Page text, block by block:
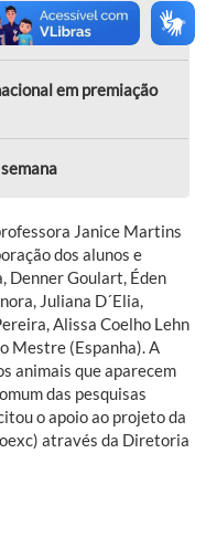
de
em premiação
Janice Martins
dos alunos e
Denner Goulart, Éden
Juliana D´Elia,
Alissa Coelho Lehn
Mestre (Espanha). A
animais que aparecem
das pesquisas
o apoio ao projeto da
através da Diretoria